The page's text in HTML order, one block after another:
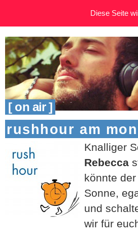
[ on air ]
rushhour am
Knalliger
Rebecca
könnte
Sonne,
und
wir für
Diese Seite